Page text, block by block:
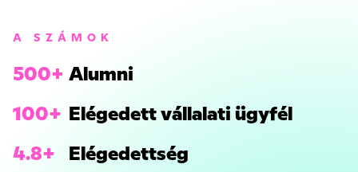
A SZÁMOK
500+ Alumni
100+ Elégedett vállalati ügyfél
4.8+ Elégedettség